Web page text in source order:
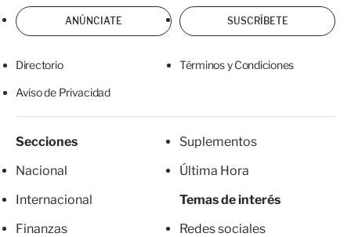
ANÚNCIATE SUSCRÍBETE
Directorio Términos y Condiciones
Aviso de Privacidad
Secciones
Nacional
Internacional
Finanzas
Suplementos
Última Hora
Temas de interés
Redes sociales